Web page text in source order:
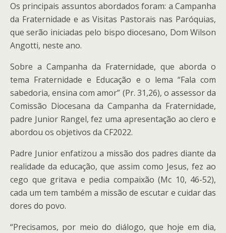
Os principais assuntos abordados foram: a Campanha
da Fraternidade e as Visitas Pastorais nas Paróquias,
que serão iniciadas pelo bispo diocesano, Dom Wilson
Angotti, neste ano.
Sobre a Campanha da Fraternidade, que aborda o
tema Fraternidade e Educação e o lema “Fala com
sabedoria, ensina com amor” (Pr. 31,26), o assessor da
Comissão Diocesana da Campanha da Fraternidade,
padre Junior Rangel, fez uma apresentação ao clero e
abordou os objetivos da CF2022.
Padre Junior enfatizou a missão dos padres diante da
realidade da educação, que assim como Jesus, fez ao
cego que gritava e pedia compaixão (Mc 10, 46-52),
cada um tem também a missão de escutar e cuidar das
dores do povo.
“Precisamos, por meio do diálogo, que hoje em dia,